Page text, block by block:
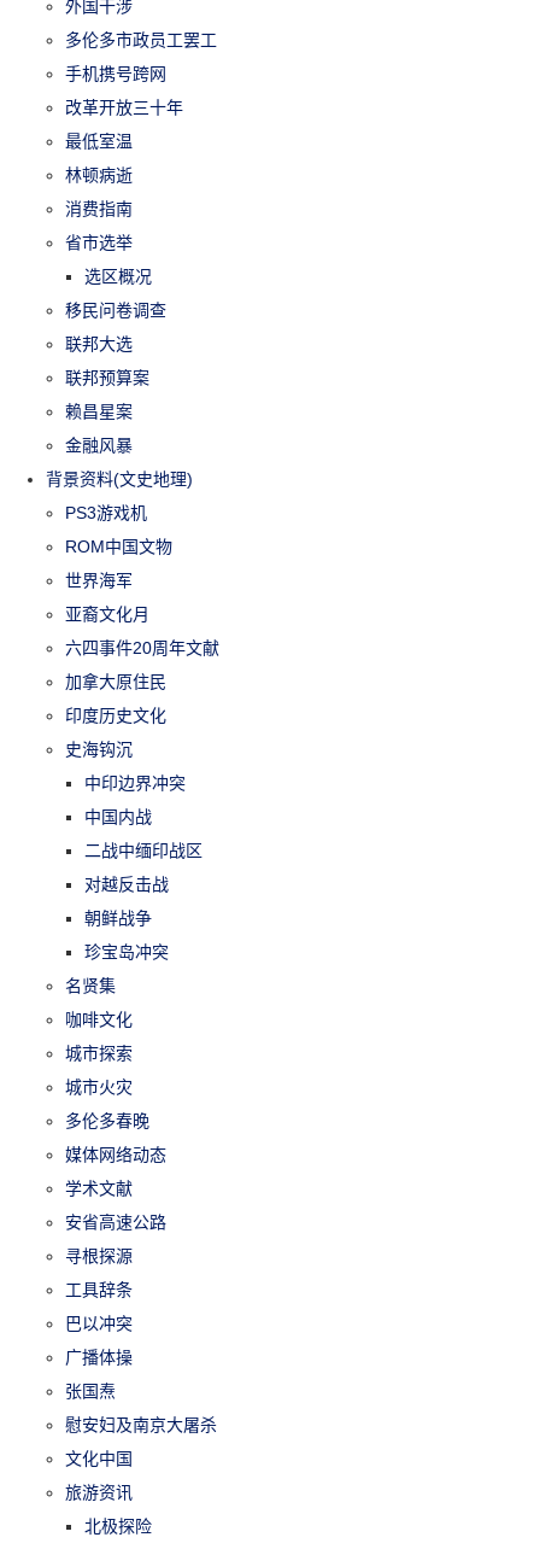
外国干涉
多伦多市政员工罢工
手机携号跨网
改革开放三十年
最低室温
林顿病逝
消费指南
省市选举
选区概况
移民问卷调查
联邦大选
联邦预算案
赖昌星案
金融风暴
背景资料(文史地理)
PS3游戏机
ROM中国文物
世界海军
亚裔文化月
六四事件20周年文献
加拿大原住民
印度历史文化
史海钩沉
中印边界冲突
中国内战
二战中缅印战区
对越反击战
朝鲜战争
珍宝岛冲突
名贤集
咖啡文化
城市探索
城市火灾
多伦多春晚
媒体网络动态
学术文献
安省高速公路
寻根探源
工具辞条
巴以冲突
广播体操
张国焘
慰安妇及南京大屠杀
文化中国
旅游资讯
北极探险